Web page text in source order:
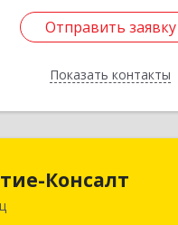
Отправить заявку
Показать контакты
Отправить заявку
Назад
Консалт
162600, Вологодская